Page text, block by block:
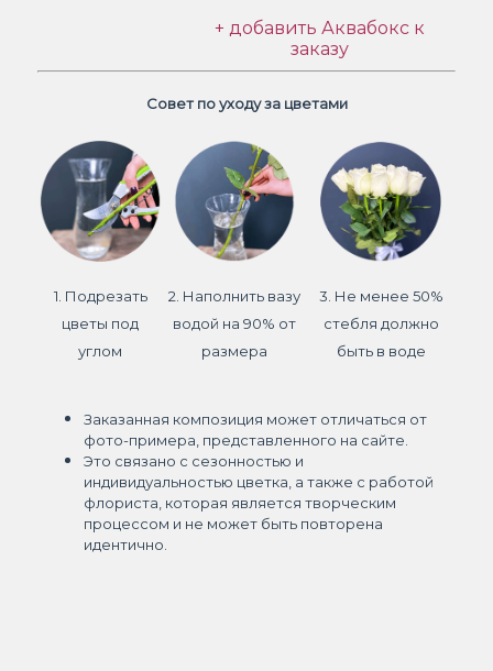
+ добавить Аквабокс к
заказу
Совет по уходу за цветами
1. Подрезать
цветы под
углом
2. Наполнить вазу
водой на 90% от
размера
3. Не менее 50%
стебля должно
быть в воде
Заказанная композиция может отличаться от
фото-примера, представленного на сайте.
Это связано с сезонностью и
индивидуальностью цветка, а также с работой
флориста, которая является творческим
процессом и не может быть повторена
идентично.